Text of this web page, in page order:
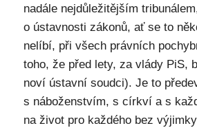
nadále nejdůležitějším
o ústavnosti zákonů, ať se to
nelíbí, při všech právních
toho, že před lety, za vlády PiS,
noví ústavní soudci). Je to
s náboženstvím, s církví a s
na život pro každého bez